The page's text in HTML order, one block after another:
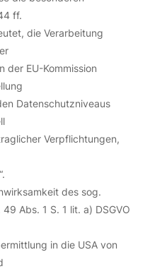
ff.
die Verarbeitung
der EU-Kommission
Datenschutzniveaus
Verpflichtungen,
des sog.
Abs. 1 S. 1 lit. a) DSGVO
in die USA von